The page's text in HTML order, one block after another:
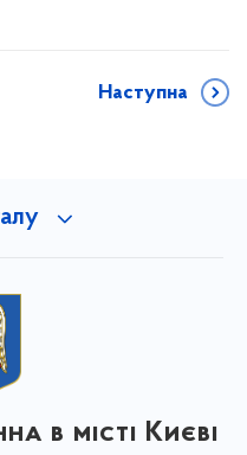
Наступна
в місті Києві